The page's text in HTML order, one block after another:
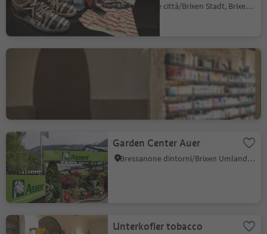
Bressanone città/Brixen Stadt, Brixen/Bressanone, Brixen/Bressanone and environs
Euvita health food store
Bressanone città/Brixen Stadt, Brixen/Bressanone, Brixen/Bressanone and environs
Garden Center Auer
Bressanone dintorni/Brixen Umland, Brixen/Bressanone, Brixen/Bressanone and environs
Unterkofler tobacco